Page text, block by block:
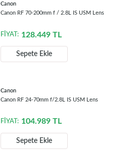
Canon
Canon RF 70-200mm f / 2.8L IS USM Lens
FİYAT: 128.449 TL
Sepete Ekle
Canon
Canon RF 24-70mm f/2.8L IS USM Lens
FİYAT: 104.989 TL
Sepete Ekle